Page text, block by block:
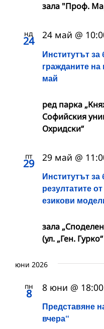
зала "Проф.
нд
24
Институтът за
гражданите на
май
24 май @
ред парка
Софийския
Охридски“
пт
29
Институтът за
резултатите
езикови
29 май @
зала
(ул. „Ген.
юни 2026
пн
8
Представяне
вчера“
8 юни @ 18:00